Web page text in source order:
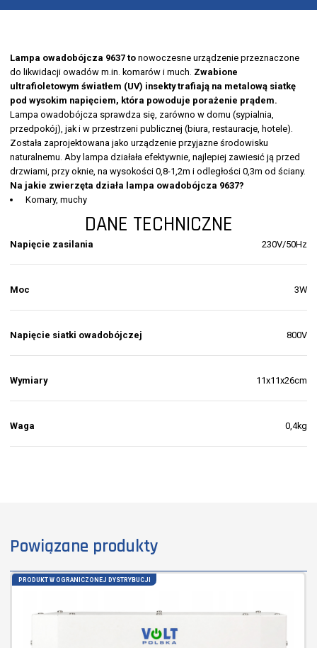
Lampa owadobójcza 9637 tonowoczesne urządzenie przeznaczone
do likwidacji owadów m.in. komarów i much. Zwabione
ultrafioletowym światłem (UV) insekty trafiają na metalową siatkę
pod wysokim napięciem, która powoduje porażenie prądem.
Lampa owadobójcza sprawdza się, zarówno w domu (sypialnia,
przedpokój), jak i w przestrzeni publicznej (biura, restauracje, hotele).
Została zaprojektowana jako urządzenie przyjazne środowisku
naturalnemu. Aby lampa działała efektywnie, najlepiej zawiesić ją przed
drzwiami, przy oknie, na wysokości 0,8-1,2m i odległości 0,3m od ściany.
Na jakie zwierzęta działa lampa owadobójcza 9637?
Komary, muchy
DANE TECHNICZNE
Napięcie zasilania 230V/50Hz
Moc 3W
Napięcie siatki owadobójczej 800V
Wymiary 11x11x26cm
Waga 0,4kg
Powiązane produkty
PRODUKT W OGRANICZONEJ DYSTRYBUCJI